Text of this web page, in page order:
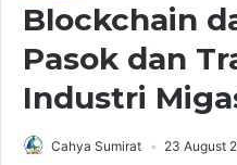
Blockchain
Pasok dan
Industri
Cahya Sumirat 23 August